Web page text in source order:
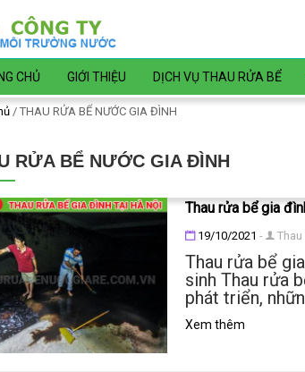
CHỦ GIỚI THIỆU DỊCH VỤ THAU RỬA BỂ
/ THAU RỬA BỂ NƯỚC GIA ĐÌNH
RỬA BỂ NƯỚC GIA ĐÌNH
Thau rửa bể gia
Đăng ngày
19/10/2021 -
Thau rửa bể
sinh Thau rửa
phát triển,
Xem thêm